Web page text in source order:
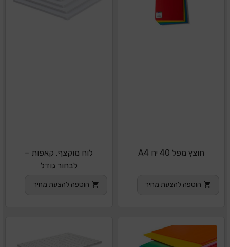
חוצץ מפל 40 יח A4
הוספה להצעת מחיר
לוח מוקצף, קאפות –
לבחור גודל
הוספה להצעת מחיר